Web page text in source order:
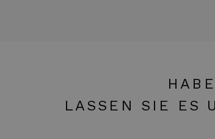
LASSEN SIE ES